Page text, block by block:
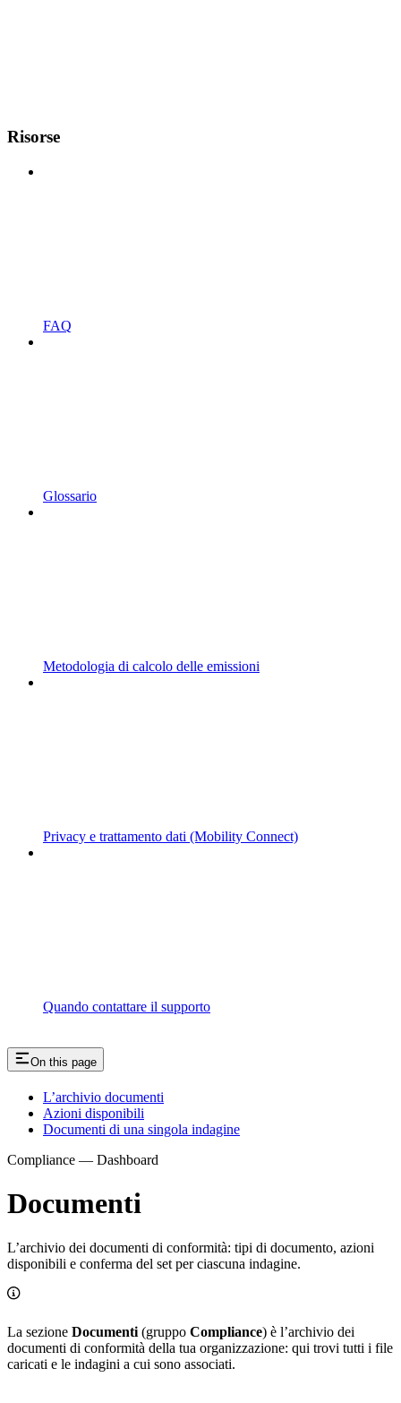
Risorse
FAQ
Glossario
Metodologia di calcolo delle emissioni
Privacy e trattamento dati (Mobility Connect)
Quando contattare il supporto
On this page
L’archivio documenti
Azioni disponibili
Documenti di una singola indagine
Compliance — Dashboard
Documenti
L’archivio dei documenti di conformità: tipi di documento, azioni
disponibili e conferma del set per ciascuna indagine.
La sezione Documenti (gruppo Compliance) è l’archivio dei
documenti di conformità della tua organizzazione: qui trovi tutti i file
caricati e le indagini a cui sono associati.